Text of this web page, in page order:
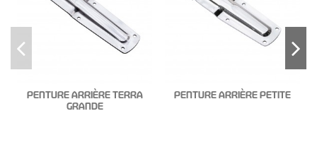
PENTURE ARRIÈRE TERRA
GRANDE
PENTURE ARRIÈRE PETITE